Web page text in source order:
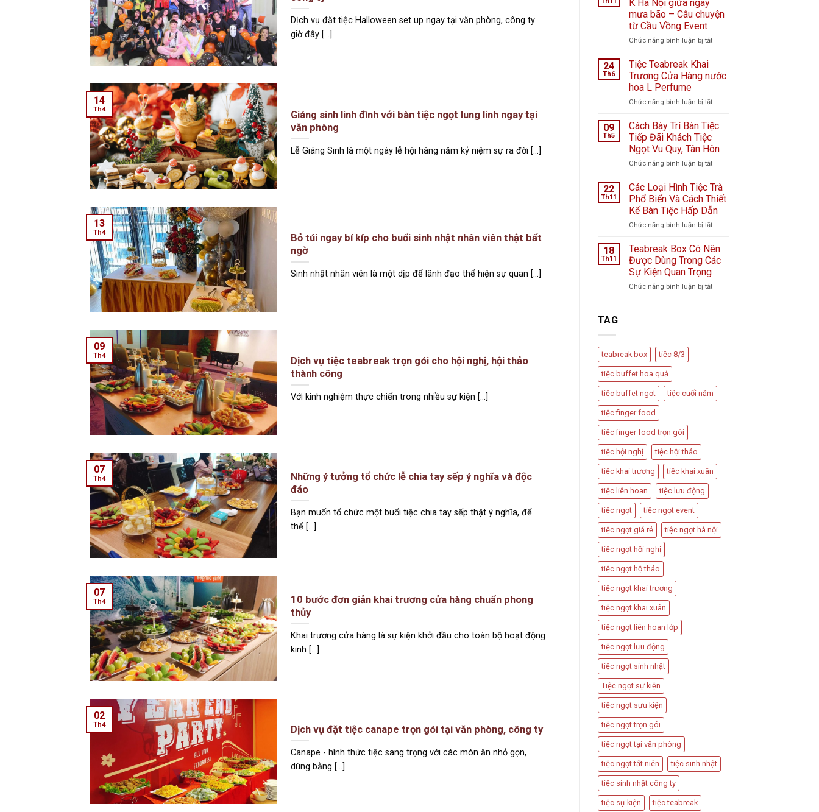
Dịch vụ đặt tiệc Halloween set up ngay tại văn phòng, công ty
giờ đây [...]
Giáng sinh linh đình với bàn tiệc ngọt lung linh ngay tại
văn phòng
Lễ Giáng Sinh là một ngày lễ hội hàng năm kỷ niệm sự ra đời [...]
14
Th4
Bỏ túi ngay bí kíp cho buổi sinh nhật nhân viên thật bất
ngờ
Sinh nhật nhân viên là một dịp để lãnh đạo thể hiện sự quan [...]
13
Th4
Dịch vụ tiệc teabreak trọn gói cho hội nghị, hội thảo
thành công
Với kinh nghiệm thực chiến trong nhiều sự kiện [...]
09
Th4
Những ý tưởng tổ chức lễ chia tay sếp ý nghĩa và độc
đáo
Bạn muốn tổ chức một buổi tiệc chia tay sếp thật ý nghĩa, để
thể [...]
07
Th4
10 bước đơn giản khai trương cửa hàng chuẩn phong
thủy
Khai trương cửa hàng là sự kiện khởi đầu cho toàn bộ hoạt động
kinh [...]
07
Th4
Dịch vụ đặt tiệc canape trọn gói tại văn phòng, công ty
Canape - hình thức tiệc sang trọng với các món ăn nhỏ gọn,
dùng bằng [...]
02
Th4
K Hà Nội giữa ngày
mưa bão – Câu chuyện
từ Cầu Vồng Event
Chức năng bình luận bị tắtở
tại
Bệnh
K
Nội
giữa
ngày
mưa
bão
Câu
chuyện
từ
Cầu
Vồng
24
Th6
Tiệc Teabreak Khai
Trương Cửa Hàng nước
hoa L Perfume
Chức năng bình luận bị tắtở
Teabreak
Khai
Cửa
Hàng
hoa
L
Perfume
09
Th5
Cách Bày Trí Bàn Tiệc
Tiếp Đãi Khách Tiệc
Ngọt Vu Quy, Tân Hôn
Chức năng bình luận bị tắtở
Bày
Trí
Bàn
Tiệc
Tiếp
Khách
Tiệc
Vu
Quy,
22
Th11
Các Loại Hình Tiệc Trà
Phổ Biến Và Cách Thiết
Kế Bàn Tiệc Hấp Dẫn
Chức năng bình luận bị tắtở
Loại
Hình
Tiệc
Trà
Phổ
18
Th11
Teabreak Box Có Nên
Được Dùng Trong Các
Sự Kiện Quan Trọng
Chức năng bình luận bị tắtở
Kiện
Quan
TAG
teabreak box tiệc 8/3
tiệc buffet hoa quả
tiệc buffet ngọt tiệc cuối năm
tiệc finger food
tiệc finger food trọn gói
tiệc hội nghị tiệc hội thảo
tiệc khai trương tiệc khai xuân
tiệc liên hoan tiệc lưu động
tiệc ngọt tiệc ngọt event
tiệc ngọt giá rẻ tiệc ngọt hà nội
tiệc ngọt hội nghị
tiệc ngọt hộ thảo
tiệc ngọt khai trương
tiệc ngọt khai xuân
tiệc ngọt liên hoan lớp
tiệc ngọt lưu động
tiệc ngọt sinh nhật
Tiệc ngọt sự kiện
tiệc ngọt sựu kiện
tiệc ngọt trọn gói
tiệc ngọt tại văn phòng
tiệc ngọt tất niên tiệc sinh nhật
tiệc sinh nhật công ty
tiệc sự kiện tiệc teabreak